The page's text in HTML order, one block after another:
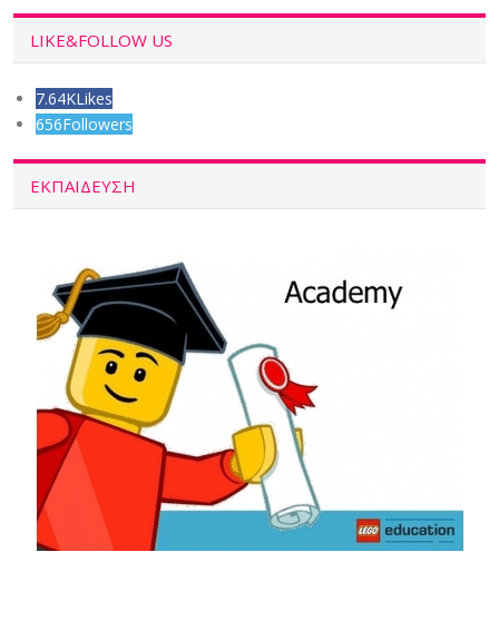
LIKE&FOLLOW US
7.64KLikes
656Followers
ΕΚΠΑΙΔΕΥΣΗ